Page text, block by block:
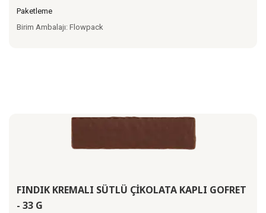
Paketleme
Birim Ambalajı: Flowpack
FINDIK KREMALI SÜTLÜ ÇİKOLATA KAPLI GOFRET
- 33 G